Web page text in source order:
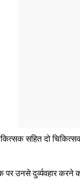
सहित दो
उनसे दुर्व्यवहार करने